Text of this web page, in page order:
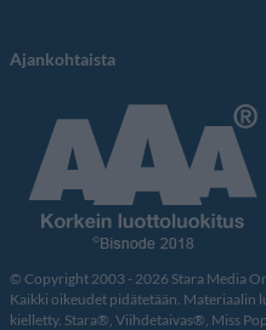
Ajankohtaista
© Copyright 2003 - 2026 Stara Media
Kaikki oikeudet pidätetään. Materiaalin
kielletty. Stara®, Viihdetaivas®, Miss